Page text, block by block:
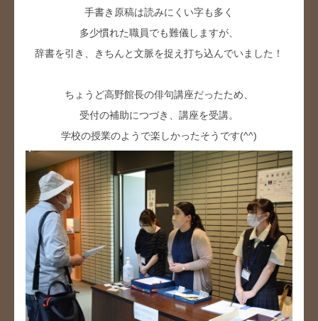
手書き原稿は読みにくい字も多く
多少慣れた職員でも難儀しますが、
辞書を引き、きちんと文脈を捉え打ち込んでいました！
ちょうど高野館長の俳句講座だったため、
受付の補助につづき、講座を受講。
学校の授業のようで楽しかったそうです(^^)